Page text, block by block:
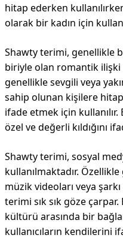
hitap ederken
olarak bir kadın için
Shawty terimi, genellikle
biriyle olan romantik ilişki
genellikle sevgili veya
sahip olunan kişilere
ifade etmek için
özel ve değerli kıldığını
Shawty terimi, sosyal
kullanılmaktadır.
müzik videoları veya
terimi sık sık göze
kültürü arasında bir
kullanıcıların kendilerini